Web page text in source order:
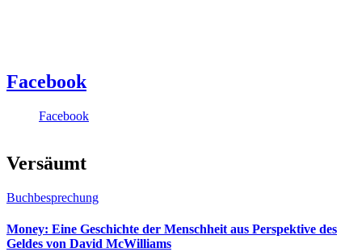
Facebook
Facebook
Versäumt
Buchbesprechung
Money: Eine Geschichte der Menschheit aus Perspektive des
Geldes von David McWilliams